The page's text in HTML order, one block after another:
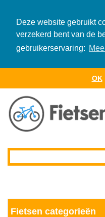
Deze website gebruikt
verzekerd bent van de
gebruikerservaring:
OK
Fietsen categorieën